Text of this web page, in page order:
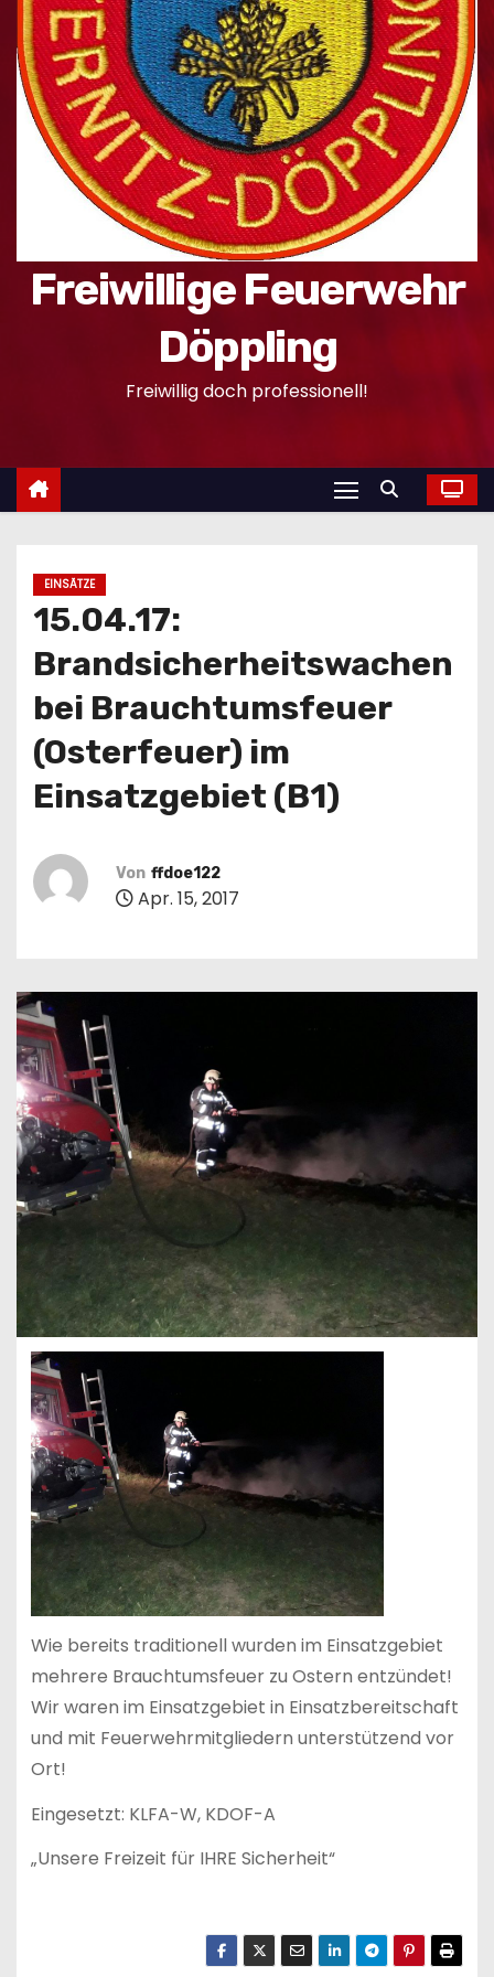
Freiwillige Feuerwehr
Döppling
Freiwillig doch professionell!
EINSÄTZE
15.04.17:
Brandsicherheitswachen
bei Brauchtumsfeuer
(Osterfeuer) im
Einsatzgebiet (B1)
Von ffdoe122
Apr. 15, 2017
Wie bereits traditionell wurden im Einsatzgebiet
mehrere Brauchtumsfeuer zu Ostern entzündet!
Wir waren im Einsatzgebiet in Einsatzbereitschaft
und mit Feuerwehrmitgliedern unterstützend vor
Ort!
Eingesetzt: KLFA-W, KDOF-A
„Unsere Freizeit für IHRE Sicherheit“